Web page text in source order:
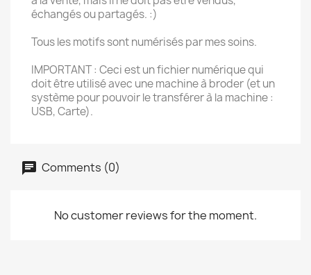
échangés ou partagés. :)
Tous les motifs sont numérisés par mes soins.
IMPORTANT : Ceci est un fichier numérique qui
doit être utilisé avec une machine à broder (et un
système pour pouvoir le transférer à la machine :
USB, Carte).
Comments (0)
No customer reviews for the moment.